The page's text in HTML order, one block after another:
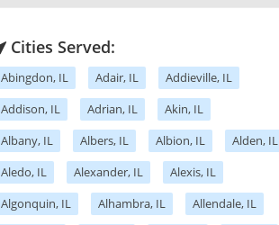
Cities Served:
Abingdon, IL Adair, IL
Addieville, IL
Addison, IL
Adrian, IL
Akin, IL
Albany, IL
Albers, IL Albion, IL
Alden, IL
Aledo, IL
Alexander, IL
Alexis, IL
Algonquin, IL
Alhambra, IL
Allendale, IL